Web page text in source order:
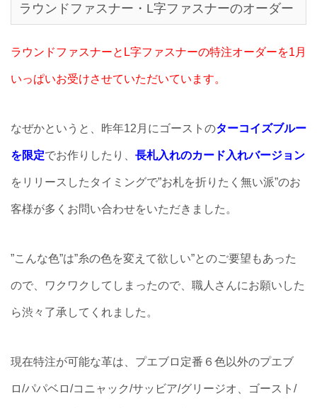
ラウンドファスナー・L字ファスナーのオーダー
ラウンドファスナーとL字ファスナーの特注オーダーを1月
いっぱいお受けさせていただいています。
なぜかというと、昨年12月にゴーストのターコイズブルー
を限定でお作りしたり、 長札入れのカード入れバージョン
をリリースしたタイミングで”お札を折りたく無い派”のお
客様が多くお問い合わせをいただきました。
”こんな色”は”糸の色を変えて欲しい”とのご要望もあった
ので、ワクワクしてしまったので、職人さんにお願いした
ら渋々了承してくれました。
現在特注が可能な革は、プエブロ定番６色以外のプエブ
ロ/パパベロ/コニャック/サッビア/グリージオ、ゴースト/